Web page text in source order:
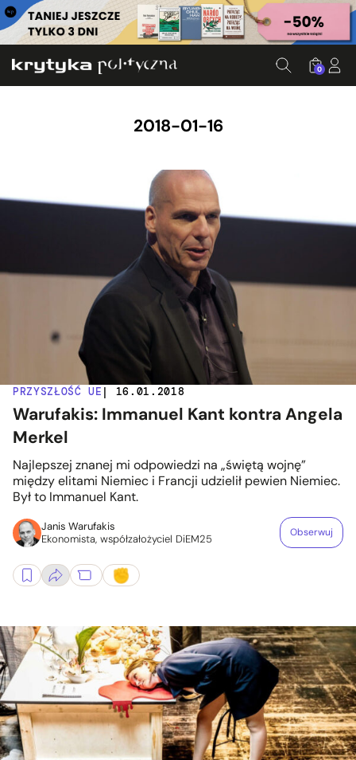
0
2018-01-16
PRZYSZŁOŚĆ UE | 16.01.2018
Warufakis: Immanuel Kant kontra Angela
Merkel
Najlepszej znanej mi odpowiedzi na „świętą wojnę”
między elitami Niemiec i Francji udzielił pewien Niemiec.
Był to Immanuel Kant.
Janis Warufakis
Ekonomista, współzałożyciel DiEM25
Obserwuj